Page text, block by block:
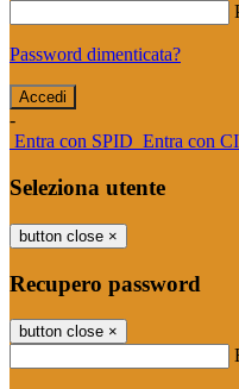
Password dimenticata?
-
Entra con SPID Entra con
Seleziona utente
button close ×
Recupero password
button close ×